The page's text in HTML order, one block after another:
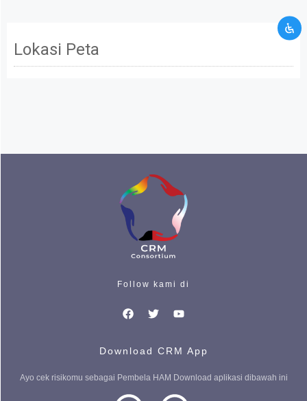
Lokasi Peta
Follow kami di
Download CRM App
Ayo cek risikomu sebagai Pembela HAM Download aplikasi dibawah ini
hubungi kami melalui layanan kontak CRM.